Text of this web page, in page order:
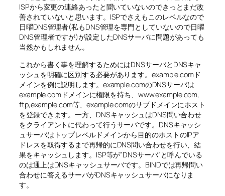
ISPから変更の連絡あったと聞いていないのできっとまだ改
善されていないと思います。ISPでさえもこのレベルなので
日曜DNS管理者(私もDNS管理を専門としていないので日曜
DNS管理者ですが)が設定したDNSサーバに問題があっても
当然かもしれません。
これから書く事を理解するためにはDNSサーバとDNSキャ
ッシュを明確に区別する必要があります。example.comド
メインを例に説明します。example.comのDNSサーバは
example.comドメインに権限を持ち、www.example.com,
ftp,example.com等、example.comのサブドメインにホスト
を登録できます。一方、DNSキャッシュはDNS問い合わせ
をクライアントに代わって行うサーバです。DNSキャッシ
ュサーバはトップレベルドメインから目的のホストのIPア
ドレスを取得するまで再帰的にDNS問い合わせを行い、結
果をキャッシュします。ISP等が”DNSサーバ”と呼んでいる
のは通上はDNSキャッシュサーバです。BINDでは再帰問い
合わせに答えるサーバがDNSキャッシュサーバになりま
す。